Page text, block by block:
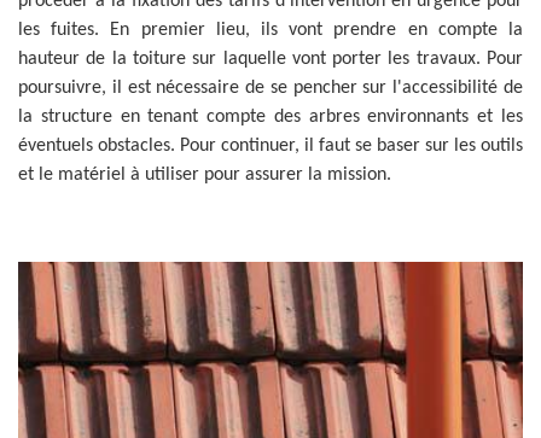
les fuites. En premier lieu, ils vont prendre en compte la
hauteur de la toiture sur laquelle vont porter les travaux. Pour
poursuivre, il est nécessaire de se pencher sur l'accessibilité de
la structure en tenant compte des arbres environnants et les
éventuels obstacles. Pour continuer, il faut se baser sur les outils
et le matériel à utiliser pour assurer la mission.